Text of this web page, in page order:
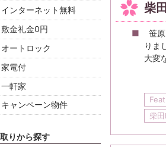
柴
笹
りま
大変
柴
インターネット無料
敷金礼金0円
オートロック
家電付
一軒家
キャンペーン物件
りから探す